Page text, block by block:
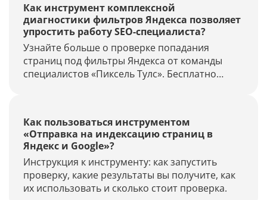
Как инструмент комплексной
диагностики фильтров Яндекса позволяет
упростить работу SEO-специалиста?
Узнайте больше о проверке попадания
страниц под фильтры Яндекса от команды
специалистов «Пиксель Тулс». Бесплатно
Как пользоваться инструментом
«Отправка на индексацию страниц в
Яндекс и Google»?
Инструкция к инструменту: как запустить
проверку, какие результаты вы получите, как
их использовать и сколько стоит проверка.